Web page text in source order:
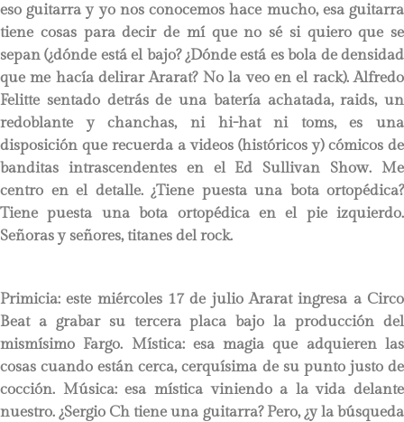
eso guitarra y yo nos conocemos hace mucho, esa guitarra
tiene cosas para decir de mí que no sé si quiero que se
sepan (¿dónde está el bajo? ¿Dónde está es bola de densidad
que me hacía delirar Ararat? No la veo en el rack). Alfredo
Felitte sentado detrás de una batería achatada, raids, un
redoblante y chanchas, ni hi-hat ni toms, es una
disposición que recuerda a videos (históricos y) cómicos de
banditas intrascendentes en el Ed Sullivan Show. Me
centro en el detalle. ¿Tiene puesta una bota ortopédica?
Tiene puesta una bota ortopédica en el pie izquierdo.
Señoras y señores, titanes del rock.
Primicia: este miércoles 17 de julio Ararat ingresa a Circo
Beat a grabar su tercera placa bajo la producción del
mismísimo Fargo. Mística: esa magia que adquieren las
cosas cuando están cerca, cerquísima de su punto justo de
cocción. Música: esa mística viniendo a la vida delante
nuestro. ¿Sergio Ch tiene una guitarra? Pero, ¿y la búsqueda